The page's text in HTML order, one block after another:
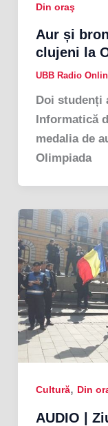
Din oraş
Aur și
clujeni la
UBB Radio
Doi studenți
Informatică
medalia de
Olimpiada
Cultură, Din
AUDIO |